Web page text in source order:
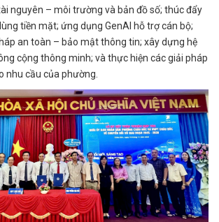
nguyên – môi trường và bản đồ số; thúc đẩy
tiền mặt; ứng dụng GenAI hỗ trợ cán bộ;
an toàn – bảo mật thông tin; xây dựng hệ
cộng thông minh; và thực hiện các giải pháp
nhu cầu của phường.